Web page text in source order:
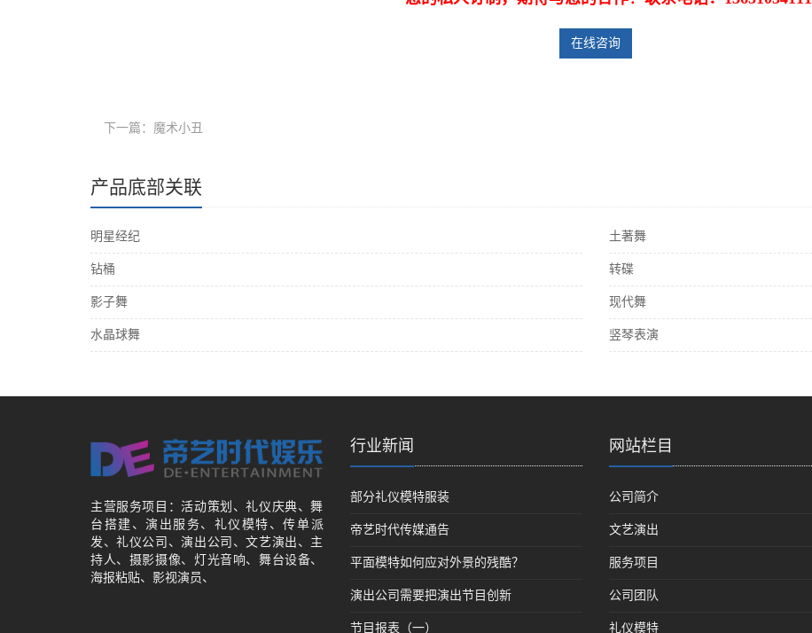
在线咨询
下一篇：魔术小丑
产品底部关联
明星经纪 土著舞
钻桶 转碟
影子舞 现代舞
水晶球舞 竖琴表演
主营服务项目：活动策划、礼仪庆典、舞
台搭建、演出服务、礼仪模特、传单派
发、礼仪公司、演出公司、文艺演出、主
持人、摄影摄像、灯光音响、舞台设备、
海报粘贴、影视演员、
行业新闻
部分礼仪模特服装
帝艺时代传媒通告
平面模特如何应对外景的残酷？
演出公司需要把演出节目创新
节目报表（一）
网站栏目
公司简介
文艺演出
服务项目
公司团队
礼仪模特